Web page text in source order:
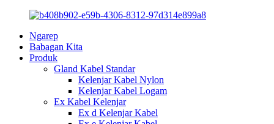
Ngarep
Babagan Kita
Produk
Gland Kabel Standar
Kelenjar Kabel Nylon
Kelenjar Kabel Logam
Ex Kabel Kelenjar
Ex d Kelenjar Kabel